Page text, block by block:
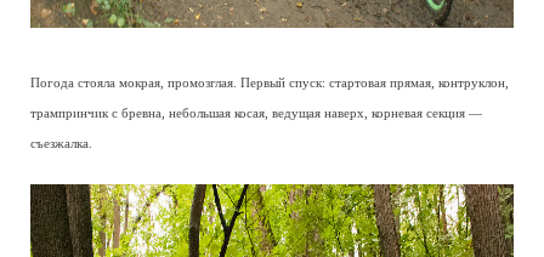
Погода стояла мокрая, промозглая. Первый спуск: стартовая прямая, контруклон,
трампринчик с бревна, небольшая косая, ведущая наверх, корневая секция —
съезжалка.